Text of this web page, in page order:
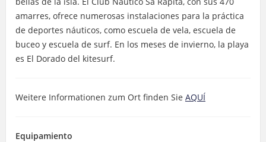
amarres, ofrece numerosas instalaciones para la práctica
de deportes náuticos, como escuela de vela, escuela de
buceo y escuela de surf. En los meses de invierno, la playa
es El Dorado del kitesurf.
Weitere Informationen zum Ort finden Sie AQUÍ
Equipamiento